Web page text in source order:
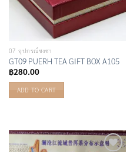
07 อุปกรณ์ชงชา
GT09 PUERH TEA GIFT BOX A105
฿280.00
ADD TO CART